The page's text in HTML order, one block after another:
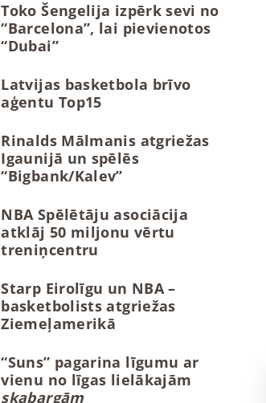
Toko Šengelija izpērk sevi no
“Barcelona”, lai pievienotos
“Dubai”
Latvijas basketbola brīvo
aģentu Top15
Rinalds Mālmanis atgriežas
Igaunijā un spēlēs
“Bigbank/Kalev”
NBA Spēlētāju asociācija
atklāj 50 miljonu vērtu
treniņcentru
Starp Eirolīgu un NBA –
basketbolists atgriežas
Ziemeļamerikā
“Suns” pagarina līgumu ar
vienu no līgas lielākajām
skabargām